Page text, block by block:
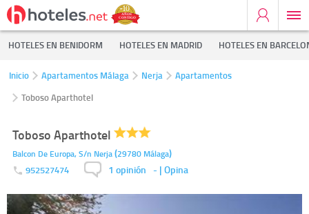
HOTELES EN BENIDORM HOTELES EN MADRID HOTELES EN
Inicio Apartamentos Málaga Nerja
Apartamentos
Toboso Aparthotel
Toboso Aparthotel
Balcon De Europa, S/n Nerja(29780 Málaga)
952527474 1 opinión - | Opina